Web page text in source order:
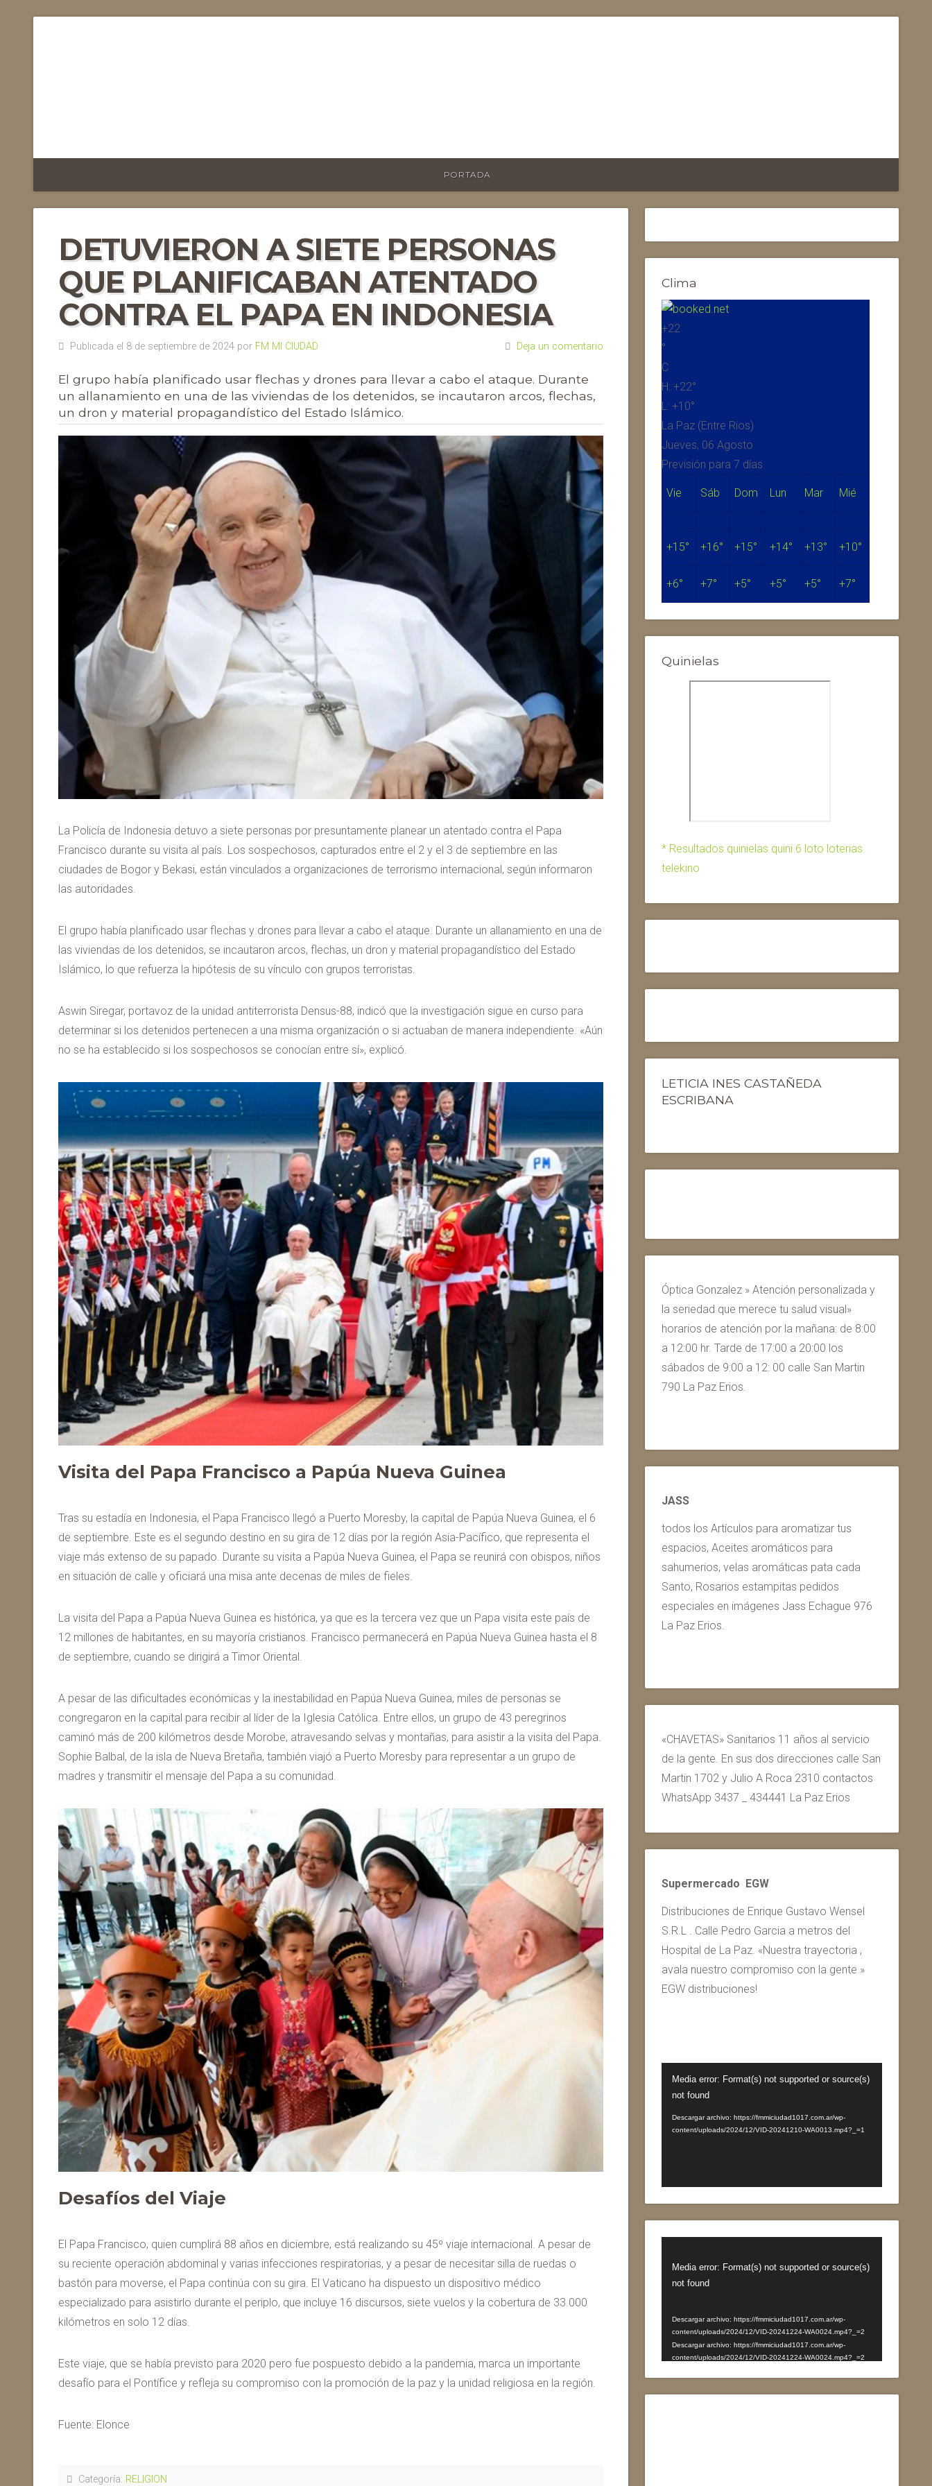
PORTADA
DETUVIERON A SIETE PERSONAS
QUE PLANIFICABAN ATENTADO
CONTRA EL PAPA EN INDONESIA
Publicada el 8 de septiembre de 2024 por FM MI CIUDAD Deja un comentario
El grupo había planificado usar flechas y drones para llevar a cabo el ataque. Durante
un allanamiento en una de las viviendas de los detenidos, se incautaron arcos, flechas,
un dron y material propagandístico del Estado Islámico.
La Policía de Indonesia detuvo a siete personas por presuntamente planear un atentado contra el Papa
Francisco durante su visita al país. Los sospechosos, capturados entre el 2 y el 3 de septiembre en las
ciudades de Bogor y Bekasi, están vinculados a organizaciones de terrorismo internacional, según informaron
las autoridades.
El grupo había planificado usar flechas y drones para llevar a cabo el ataque. Durante un allanamiento en una de
las viviendas de los detenidos, se incautaron arcos, flechas, un dron y material propagandístico del Estado
Islámico, lo que refuerza la hipótesis de su vínculo con grupos terroristas.
Aswin Siregar, portavoz de la unidad antiterrorista Densus-88, indicó que la investigación sigue en curso para
determinar si los detenidos pertenecen a una misma organización o si actuaban de manera independiente. «Aún
no se ha establecido si los sospechosos se conocían entre sí», explicó.
Visita del Papa Francisco a Papúa Nueva Guinea
Tras su estadía en Indonesia, el Papa Francisco llegó a Puerto Moresby, la capital de Papúa Nueva Guinea, el 6
de septiembre. Este es el segundo destino en su gira de 12 días por la región Asia-Pacífico, que representa el
viaje más extenso de su papado. Durante su visita a Papúa Nueva Guinea, el Papa se reunirá con obispos, niños
en situación de calle y oficiará una misa ante decenas de miles de fieles.
La visita del Papa a Papúa Nueva Guinea es histórica, ya que es la tercera vez que un Papa visita este país de
12 millones de habitantes, en su mayoría cristianos. Francisco permanecerá en Papúa Nueva Guinea hasta el 8
de septiembre, cuando se dirigirá a Timor Oriental.
A pesar de las dificultades económicas y la inestabilidad en Papúa Nueva Guinea, miles de personas se
congregaron en la capital para recibir al líder de la Iglesia Católica. Entre ellos, un grupo de 43 peregrinos
caminó más de 200 kilómetros desde Morobe, atravesando selvas y montañas, para asistir a la visita del Papa.
Sophie Balbal, de la isla de Nueva Bretaña, también viajó a Puerto Moresby para representar a un grupo de
madres y transmitir el mensaje del Papa a su comunidad.
Desafíos del Viaje
El Papa Francisco, quien cumplirá 88 años en diciembre, está realizando su 45º viaje internacional. A pesar de
su reciente operación abdominal y varias infecciones respiratorias, y a pesar de necesitar silla de ruedas o
bastón para moverse, el Papa continúa con su gira. El Vaticano ha dispuesto un dispositivo médico
especializado para asistirlo durante el periplo, que incluye 16 discursos, siete vuelos y la cobertura de 33.000
kilómetros en solo 12 días.
Este viaje, que se había previsto para 2020 pero fue pospuesto debido a la pandemia, marca un importante
desafío para el Pontífice y refleja su compromiso con la promoción de la paz y la unidad religiosa en la región.
Fuente: Elonce
Categoría: RELIGION
Clima
+22
°
C
H: +22°
L: +10°
La Paz (Entre Rios)
Jueves, 06 Agosto
Previsión para 7 días
Vie Sáb Dom Lun Mar Mié
+15° +16° +15° +14° +13° +10°
+6° +7° +5° +5° +5° +7°
Quinielas
* Resultados quinielas quini 6 loto loterias
telekino
LETICIA INES CASTAÑEDA
ESCRIBANA
Óptica Gonzalez » Atención personalizada y
la seriedad que merece tu salud visual»
horarios de atención por la mañana: de 8:00
a 12:00 hr. Tarde de 17:00 a 20:00 los
sábados de 9:00 a 12: 00 calle San Martin
790 La Paz Erios.
JASS
todos los Artículos para aromatizar tus
espacios, Aceites aromáticos para
sahumerios, velas aromáticas pata cada
Santo, Rosarios estampitas pedidos
especiales en imágenes Jass Echague 976
La Paz Erios.
«CHAVETAS» Sanitarios 11 años al servicio
de la gente. En sus dos direcciones calle San
Martin 1702 y Julio A Roca 2310 contactos
WhatsApp 3437 _ 434441 La Paz Erios
Supermercado EGW
Distribuciones de Enrique Gustavo Wensel
S.R.L . Calle Pedro Garcia a metros del
Hospital de La Paz. «Nuestra trayectoria ,
avala nuestro compromiso con la gente »
EGW distribuciones!
de
Media error: Format(s) not supported or source(s)
not found
Descargar archivo: https://fmmiciudad1017.com.ar/wp-
content/uploads/2024/12/VID-20241210-WA0013.mp4?_=1
de
vídeo
Media error: Format(s) not supported or source(s)
not found
Descargar archivo: https://fmmiciudad1017.com.ar/wp-
content/uploads/2024/12/VID-20241224-WA0024.mp4?_=2
Descargar archivo: https://fmmiciudad1017.com.ar/wp-
content/uploads/2024/12/VID-20241224-WA0024.mp4?_=2